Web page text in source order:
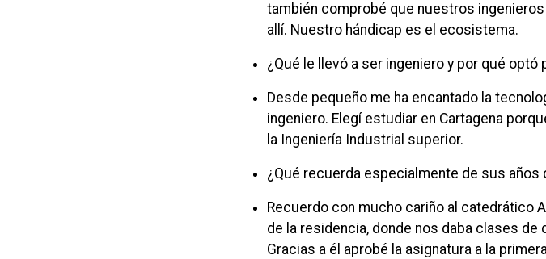
también comprobé que nuestros
allí. Nuestro hándicap es el ecosistema.
¿Qué le llevó a ser ingeniero y por qué optó
Desde pequeño me ha encantado la
ingeniero. Elegí estudiar en Cartagena
la Ingeniería Industrial superior.
¿Qué recuerda especialmente de sus años
Recuerdo con mucho cariño al catedrático
de la residencia, donde nos daba clases
Gracias a él aprobé la asignatura a la